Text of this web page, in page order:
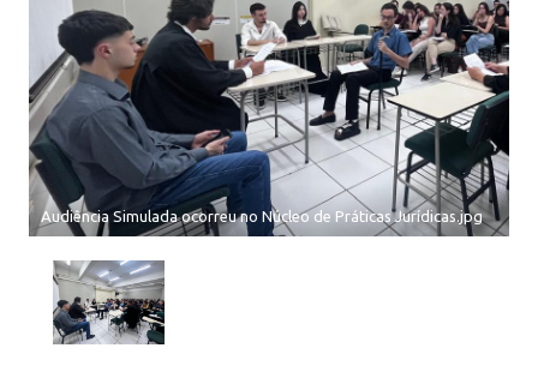
Audiência Simulada ocorreu no Núcleo de Práticas Jurídicas.jpg